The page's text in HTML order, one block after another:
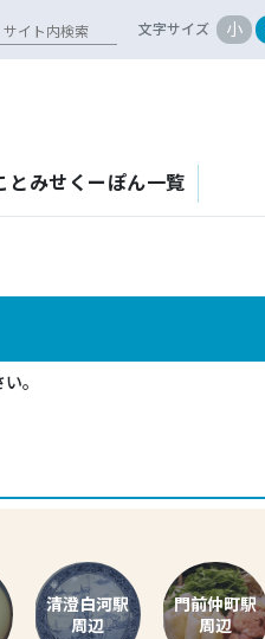
文字サイズ 小
とみせくーぽん一覧
。
清澄白河駅
周辺
門前仲町駅
周辺